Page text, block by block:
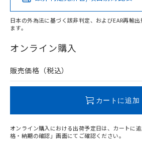
在庫等で未対応品が混在する可能性が
問い合わせください。
日本の外為法に基づく該非判定、およびEAR再輸
ます。
オンライン購入
販売価格（税込）
カートに追加
オンライン購入における出荷予定日は、カートに
格・納期の確認」画面にてご確認ください。